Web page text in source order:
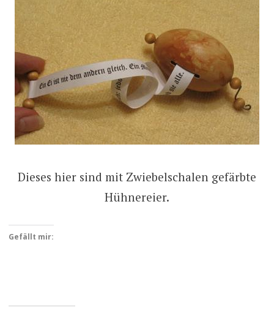
Dieses hier sind mit Zwiebelschalen gefärbte
Hühnereier.
Gefällt mir: